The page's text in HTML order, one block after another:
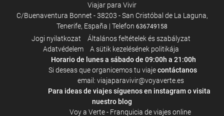
Mosoda
Wellness
Konditerem
Viajar para Vivir
C/Buenaventura Bonnet - 38203 - San Cristóbal de La Laguna,
Tenerife, España | Telefon 636749158
Jogi nyilatkozat
Általános feltételek és szabályzat
Adatvédelem
A sütik kezelésének politikája
Horario de lunes a sábado de 09:00h a 21:00h
Si deseas que organicemos tu viajecontáctanos
email: viajaparavivir@voyaverte.es
Para ideas de viajes síguenos en instagramo visita
nuestro blog
Voy a Verte - Franquicia de viajes online